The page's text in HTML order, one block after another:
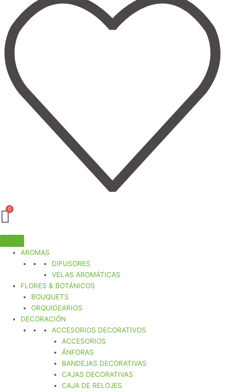
AROMAS
DIFUSORES
VELAS AROMÁTICAS
FLORES & BOTÁNICOS
BOUQUETS
ORQUIDEARIOS
DECORACIÓN
ACCESORIOS DECORATIVOS
ACCESORIOS
ÁNFORAS
BANDEJAS DECORATIVAS
CAJAS DECORATIVAS
CAJA DE RELOJES